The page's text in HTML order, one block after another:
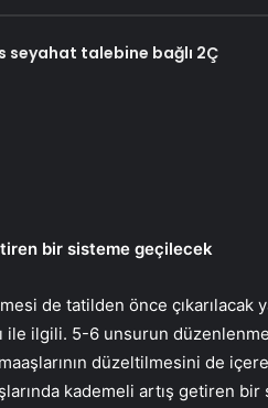
seyahat talebine bağlı 2Ç
bir sisteme geçilecek
de tatilden önce çıkarılacak
ile ilgili. 5-6 unsurun
düzeltilmesini de
kademeli artış getiren